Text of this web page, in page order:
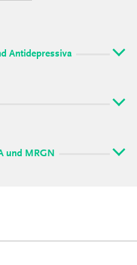
Antidepressiva
und MRGN